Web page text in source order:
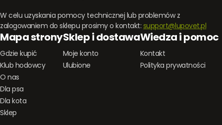
W celu uzyskania pomocy technicznej lub problemów z
zalogowaniem do sklepu prosimy o kontakt: support@lupovet.pl
Mapa strony
Gdzie kupić
Klub hodowcy
O nas
Dla psa
Dla kota
Sklep
Sklep i dostawa
Moje konto
Ulubione
Wiedza i pomoc
Kontakt
Polityka prywatności